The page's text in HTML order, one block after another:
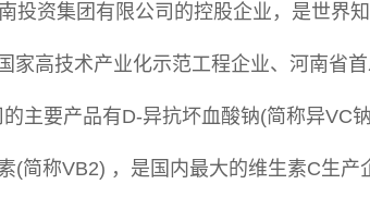
投资集团有限公司的控股企业，是世界
家高技术产业化示范工程企业、河南省
主要产品有D-异抗坏血酸钠(简称异VC
(简称VB2) ，是国内最大的维生素C生产